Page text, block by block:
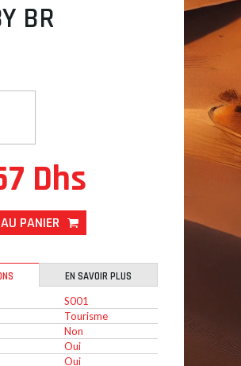
BR
Dhs
PANIER
EN SAVOIR PLUS
S001
Tourisme
Non
Oui
Oui